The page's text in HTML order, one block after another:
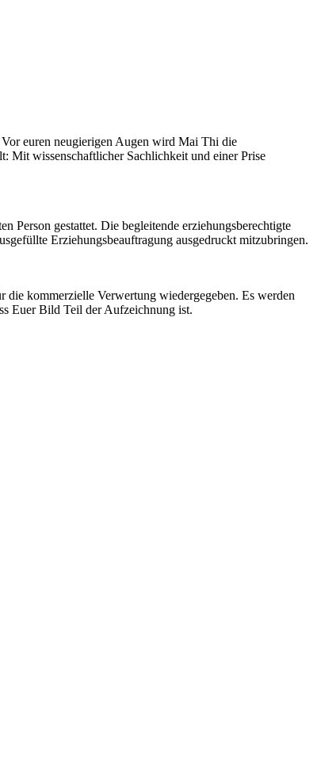
euren neugierigen Augen wird Mai Thi die
Mit wissenschaftlicher Sachlichkeit und einer Prise
Person gestattet. Die begleitende erziehungsberechtigte
Erziehungsbeauftragung ausgedruckt mitzubringen.
kommerzielle Verwertung wiedergegeben. Es werden
Euer Bild Teil der Aufzeichnung ist.